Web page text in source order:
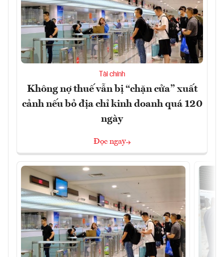
Tài chính
Không nợ thuế vẫn bị “chặn cửa” xuất
cảnh nếu bỏ địa chỉ kinh doanh quá 120
ngày
Đọc ngay